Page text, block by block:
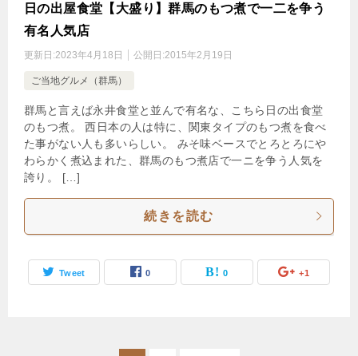
日の出屋食堂【大盛り】群馬のもつ煮で一二を争う
有名人気店
更新日:2023年4月18日 公開日:2015年2月19日
ご当地グルメ（群馬）
群馬と言えば永井食堂と並んで有名な、こちら日の出食堂
のもつ煮。 西日本の人は特に、関東タイプのもつ煮を食べ
た事がない人も多いらしい。 みそ味ベースでとろとろにや
わらかく煮込まれた、群馬のもつ煮店で一ニを争う人気を
誇り。 […]
続きを読む
Tweet 0 0 +1